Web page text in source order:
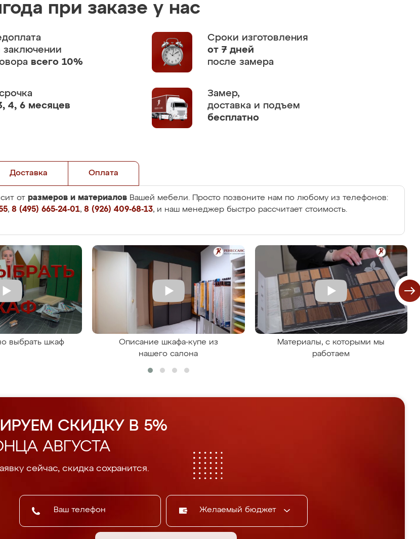
при заказе у нас
заключении
всего 10%
Сроки изготовления
от 7 дней
после замера
4, 6 месяцев
Замер,
доставка и подъем
бесплатно
Доставка Оплата
от размеров и материалов Вашей мебели. Просто позвоните нам по любому из телефонов:
, 8 (495) 665-24-01, 8 (926) 409-68-13, и наш менеджер быстро рассчитает стоимость.
выбрать шкаф
Описание шкафа-купе из
нашего салона
Материалы, с которыми мы
работаем
СКИДКУ В 5%
АВГУСТА
сейчас, скидка сохранится.
Желаемый бюджет